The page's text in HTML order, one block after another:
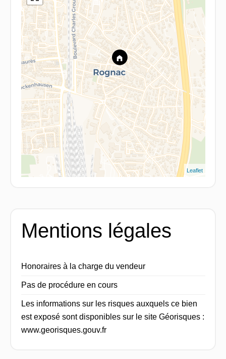
Leaflet
Mentions légales
Honoraires à la charge du vendeur
Pas de procédure en cours
Les informations sur les risques auxquels ce bien
est exposé sont disponibles sur le site Géorisques :
www.georisques.gouv.fr